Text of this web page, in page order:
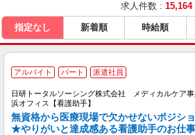
https://nikken-mc.com/
求人件数 : 15,164
指定なし 新着順 時給順
アルバイト パート 派遣社員
日研トータルソーシング株式会社 メディカルケア
浜オフィス【看護助手】
無資格から医療現場で欠かせないポジシ
★やりがいと達成感ある看護助手のお仕事